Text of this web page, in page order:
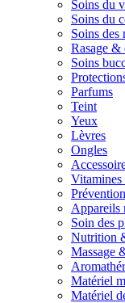
Soins du
Soins du
Soins des
Rasage &
Soins
Parfums
Teint
Yeux
Lèvres
Ongles
Appareils
Soin des
Nutrition
Massage
Matériel
Matériel